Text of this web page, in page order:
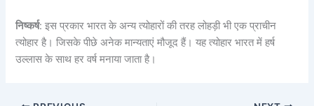
निष्कर्ष: इस प्रकार भारत के अन्य त्योहारों की तरह लोहड़ी भी एक प्राचीन
त्योहार है। जिसके पीछे अनेक मान्यताएं मौजूद हैं। यह त्योहार भारत में हर्ष
उल्लास के साथ हर वर्ष मनाया जाता है।